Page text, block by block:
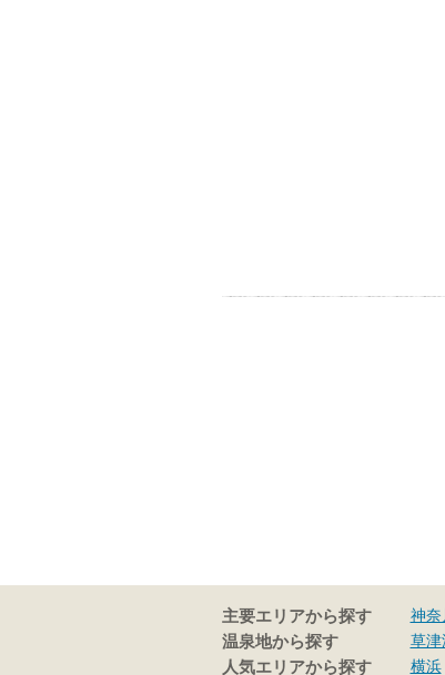
主要エリアから探す 神奈
温泉地から探す
草津
人気エリアから探す
横浜